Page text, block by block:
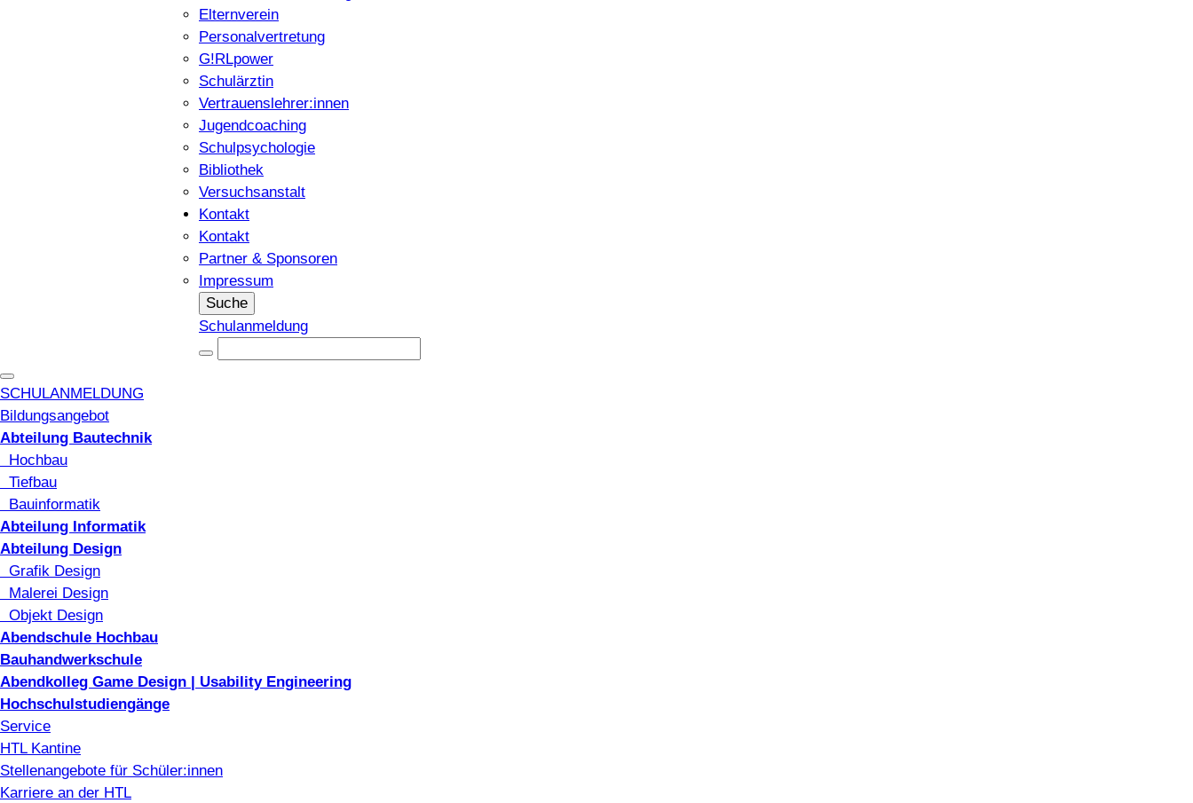
Elternverein
Personalvertretung
G!RLpower
Schulärztin
Vertrauenslehrer:innen
Jugendcoaching
Schulpsychologie
Bibliothek
Versuchsanstalt
Kontakt
Kontakt
Partner & Sponsoren
Impressum
Suche
Schulanmeldung
SCHULANMELDUNG
Bildungsangebot
Abteilung Bautechnik
Hochbau
Tiefbau
Bauinformatik
Abteilung Informatik
Abteilung Design
Grafik Design
Malerei Design
Objekt Design
Abendschule Hochbau
Bauhandwerkschule
Abendkolleg Game Design | Usability Engineering
Hochschulstudiengänge
Service
HTL Kantine
Stellenangebote für Schüler:innen
Karriere an der HTL